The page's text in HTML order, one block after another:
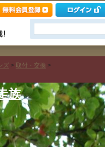
ズ > 取付・交換 >
族